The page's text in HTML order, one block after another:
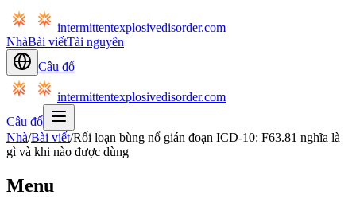
intermittentexplosivedisorder.com
NhàBài viếtTài nguyên
Câu đố
intermittentexplosivedisorder.com
Câu đố
Nhà/Bài viết/Rối loạn bùng nổ gián đoạn ICD-10: F63.81 nghĩa là
gì và khi nào được dùng
Menu